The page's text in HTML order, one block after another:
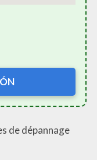
de dépannage